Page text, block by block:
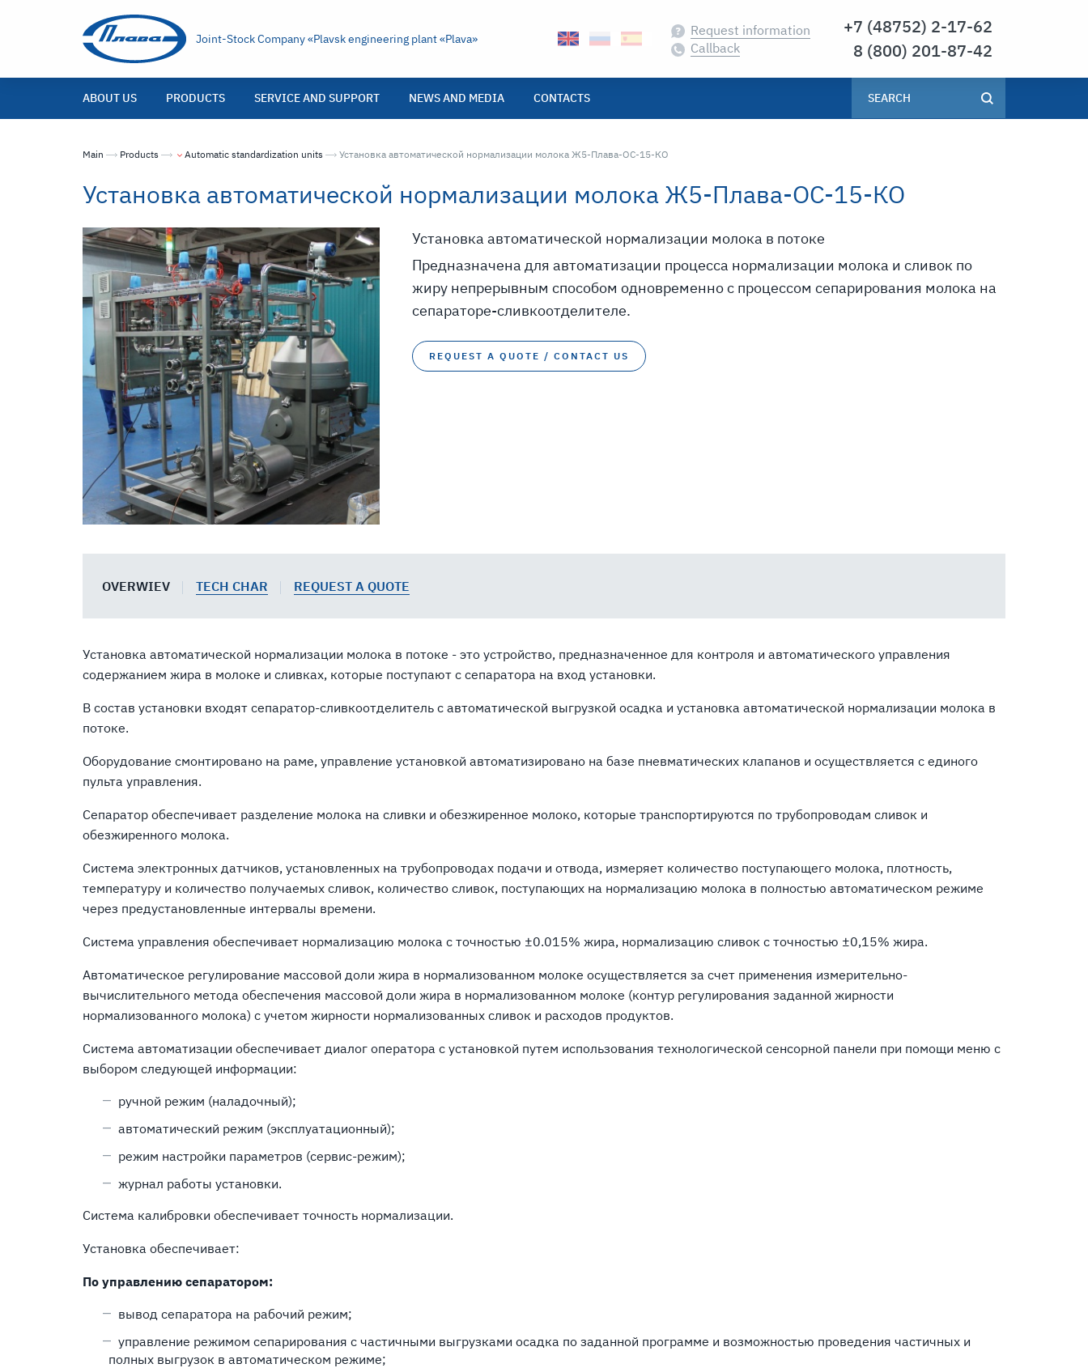
Joint-Stock Company «Plavsk engineering plant «Plava»
Request information
Callback
7 (48752) 2-17-62
8 (800) 201-87-42
ABOUT US PRODUCTS SERVICE AND SUPPORT NEWS AND MEDIA CONTACTS
Main Products Automatic standardization units Текущая страница:
Установка автоматической нормализации молока Ж5-Плава-ОС-15-КО
Установка автоматической нормализации молока Ж5-Плава-ОС-15-КО
Установка автоматической нормализации молока в потоке
Предназначена для автоматизации процесса нормализации молока и сливок по
жиру непрерывным способом одновременно с процессом сепарирования молока на
сепараторе-сливкоотделителе.
REQUEST A QUOTE / CONTACT US
OVERWIEV TECH CHAR REQUEST A QUOTE
Установка автоматической нормализации молока в потоке - это устройство, предназначенное для контроля и автоматического управления
содержанием жира в молоке и сливках, которые поступают с сепаратора на вход установки.
В состав установки входят сепаратор-сливкоотделитель с автоматической выгрузкой осадка и установка автоматической нормализации молока в
потоке.
Оборудование смонтировано на раме, управление установкой автоматизировано на базе пневматических клапанов и осуществляется с единого
пульта управления.
Сепаратор обеспечивает разделение молока на сливки и обезжиренное молоко, которые транспортируются по трубопроводам сливок и
обезжиренного молока.
Система электронных датчиков, установленных на трубопроводах подачи и отвода, измеряет количество поступающего молока, плотность,
температуру и количество получаемых сливок, количество сливок, поступающих на нормализацию молока в полностью автоматическом режиме
через предустановленные интервалы времени.
Система управления обеспечивает нормализацию молока с точностью ±0.015% жира, нормализацию сливок с точностью ±0,15% жира.
Автоматическое регулирование массовой доли жира в нормализованном молоке осуществляется за счет применения измерительно-
вычислительного метода обеспечения массовой доли жира в нормализованном молоке (контур регулирования заданной жирности
нормализованного молока) c учетом жирности нормализованных сливок и расходов продуктов.
Система автоматизации обеспечивает диалог оператора с установкой путем использования технологической сенсорной панели при помощи меню с
выбором следующей информации:
ручной режим (наладочный);
автоматический режим (эксплуатационный);
режим настройки параметров (сервис-режим);
журнал работы установки.
Система калибровки обеспечивает точность нормализации.
Установка обеспечивает:
По управлению сепаратором:
вывод сепаратора на рабочий режим;
управление режимом сепарирования с частичными выгрузками осадка по заданной программе и возможностью проведения частичных и
полных выгрузок в автоматическом режиме;